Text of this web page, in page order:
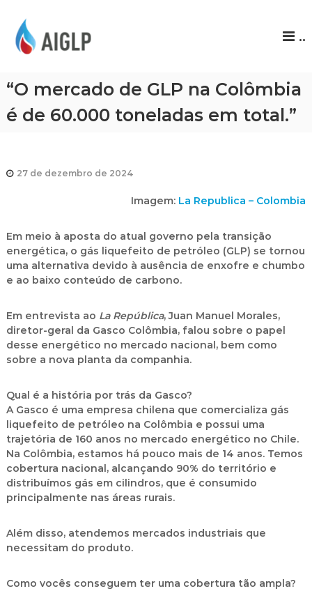
P
..
“O mercado de GLP na Colômbia
é de 60.000 toneladas em total.”
27 de dezembro de 2024
Imagem: La Republica – Colombia
Em meio à aposta do atual governo pela transição
energética, o gás liquefeito de petróleo (GLP) se tornou
uma alternativa devido à ausência de enxofre e chumbo
e ao baixo conteúdo de carbono.
Em entrevista ao La República, Juan Manuel Morales,
diretor-geral da Gasco Colômbia, falou sobre o papel
desse energético no mercado nacional, bem como
sobre a nova planta da companhia.
Qual é a história por trás da Gasco?
A Gasco é uma empresa chilena que comercializa gás
liquefeito de petróleo na Colômbia e possui uma
trajetória de 160 anos no mercado energético no Chile.
Na Colômbia, estamos há pouco mais de 14 anos. Temos
cobertura nacional, alcançando 90% do território e
distribuímos gás em cilindros, que é consumido
principalmente nas áreas rurais.
Além disso, atendemos mercados industriais que
necessitam do produto.
Como vocês conseguem ter uma cobertura tão ampla?